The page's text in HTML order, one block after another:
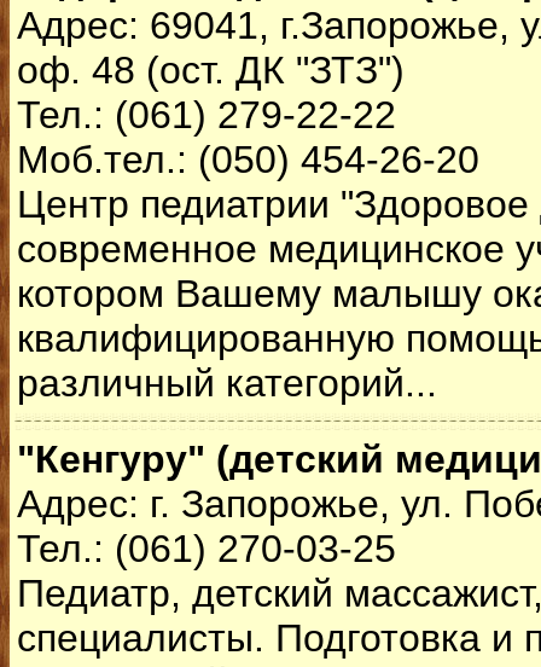
Адрес: 69041, г.Запорожье,
оф. 48 (ост. ДК "ЗТЗ")
Тел.: (061) 279-22-22
Моб.тел.: (050) 454-26-20
Центр педиатрии "Здоровое
современное медицинское
котором Вашему малышу
квалифицированную
различный категорий...
"Кенгуру" (детский
Адрес: г. Запорожье, ул.
Тел.: (061) 270-03-25
Педиатр, детский
специалисты. Подготовка и